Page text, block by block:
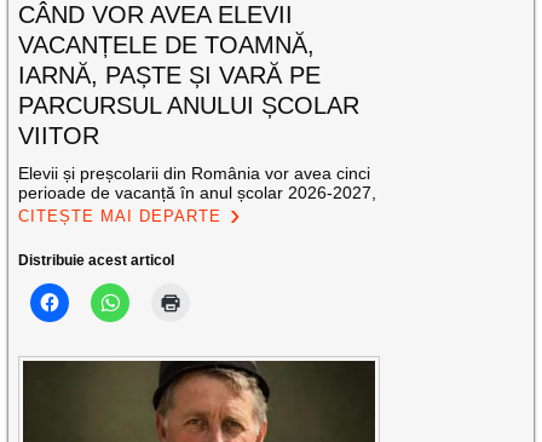
CÂND VOR AVEA ELEVII
VACANȚELE DE TOAMNĂ,
IARNĂ, PAȘTE ȘI VARĂ PE
PARCURSUL ANULUI ȘCOLAR
VIITOR
Elevii și preșcolarii din România vor avea cinci
perioade de vacanță în anul școlar 2026-2027,
CITEȘTE MAI DEPARTE
Distribuie acest articol